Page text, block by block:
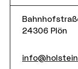
24306 Plön